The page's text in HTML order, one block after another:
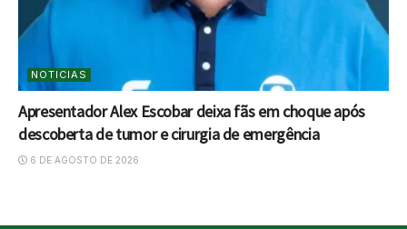
NOTICIAS
Apresentador Alex Escobar deixa fãs em choque após
descoberta de tumor e cirurgia de emergência
6 DE AGOSTO DE 2026